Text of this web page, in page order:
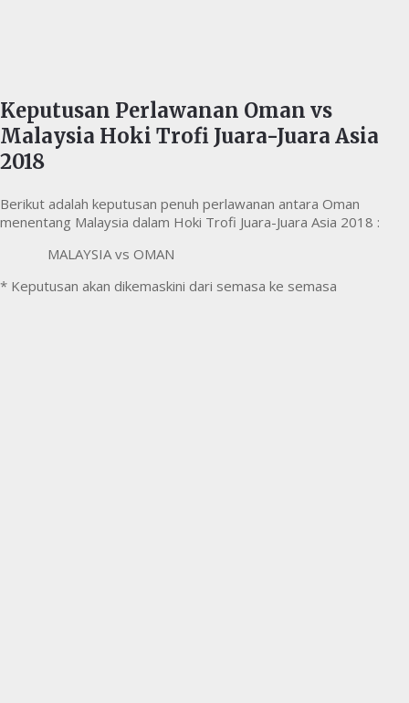
Keputusan Perlawanan Oman vs
Malaysia Hoki Trofi Juara-Juara Asia
2018
Berikut adalah keputusan penuh perlawanan antara Oman
menentang Malaysia dalam Hoki Trofi Juara-Juara Asia 2018 :
MALAYSIA vs OMAN
* Keputusan akan dikemaskini dari semasa ke semasa